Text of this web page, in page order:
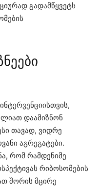
გადამწყვეტს
დაამიზნონ
თავად, ვიდრე
აგრეგატები.
რომ რამდენიმე
რიბოსომების
შორის მცირე